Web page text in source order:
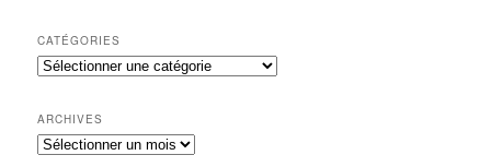
CATÉGORIES
Catégories
ARCHIVES
Archives